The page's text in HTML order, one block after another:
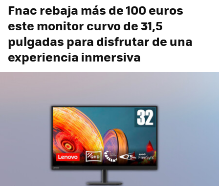
Fnac rebaja más de 100 euros
este monitor curvo de 31,5
pulgadas para disfrutar de una
experiencia inmersiva